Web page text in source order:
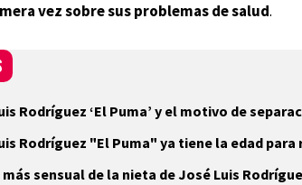
vez sobre sus problemas de salud.
Rodríguez ‘El Puma’ y el motivo de
Rodríguez "El Puma" ya tiene la edad
más sensual de la nieta de José Luis